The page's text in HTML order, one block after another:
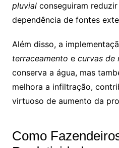
pluvialconseguiram
dependência de fontes
Além disso, a
terraceamento e curvas de
conserva a água, mas
melhora a infiltração,
virtuoso de aumento da
Como